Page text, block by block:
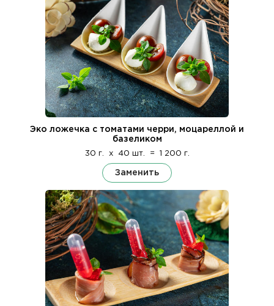
Эко ложечка с томатами черри, моцареллой и
базеликом
30 г. x 40 шт. = 1 200 г.
Заменить